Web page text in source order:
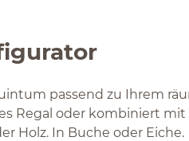
passend zu Ihrem
Regal oder kombiniert
Holz. In Buche oder Eiche.